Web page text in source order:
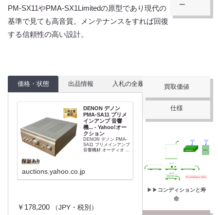
PM-SX11やPMA-SX1Limitedの原型であり現代の
基準で見ても高音質。メンテナンスをすれば回復
する信頼性の高い設計。
ー
価格・状態 出品情報 入札の全履歴
DENON デノン
PMA-SA11 プリメ
インアンプ 音響
機... - Yahoo!オー
クション
DENON デノン PMA-
SA11 プリメインアンプ
音響機材 オーディオ 中
SA11 コンディションラ
auctions.yahoo.co.jp
￥178,200 （JPY・税別）
買取価値
仕様
▶︎▶︎ コンディションと寿
命